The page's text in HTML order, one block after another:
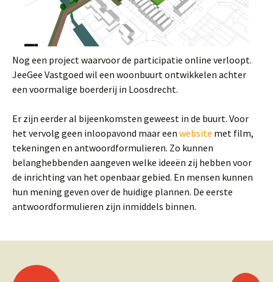
Nog een project waarvoor de participatie online verloopt.
JeeGee Vastgoed wil een woonbuurt ontwikkelen achter
een voormalige boerderij in Loosdrecht.
Er zijn eerder al bijeenkomsten geweest in de buurt. Voor
het vervolg geen inloopavond maar een website met film,
tekeningen en antwoordformulieren. Zo kunnen
belanghebbenden aangeven welke ideeën zij hebben voor
de inrichting van het openbaar gebied. En mensen kunnen
hun mening geven over de huidige plannen. De eerste
antwoordformulieren zijn inmiddels binnen.